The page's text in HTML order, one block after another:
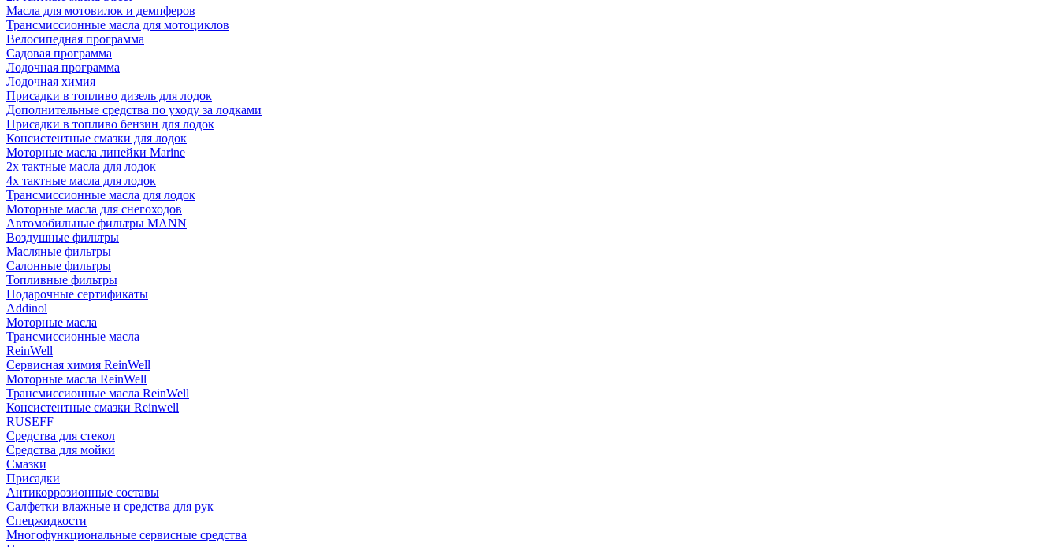
Масла для мотовилок и демпферов
Трансмиссионные масла для мотоциклов
Велосипедная программа
Садовая программа
Лодочная программа
Лодочная химия
Присадки в топливо дизель для лодок
Дополнительные средства по уходу за лодками
Присадки в топливо бензин для лодок
Консистентные смазки для лодок
Моторные масла линейки Marine
2х тактные масла для лодок
4х тактные масла для лодок
Трансмиссионные масла для лодок
Моторные масла для снегоходов
Автомобильные фильтры MANN
Воздушные фильтры
Масляные фильтры
Салонные фильтры
Топливные фильтры
Подарочные сертификаты
Addinol
Моторные масла
Трансмиссионные масла
ReinWell
Сервисная химия ReinWell
Моторные масла ReinWell
Трансмиссионные масла ReinWell
Консистентные смазки Reinwell
RUSEFF
Средства для стекол
Средства для мойки
Смазки
Присадки
Антикоррозионные составы
Салфетки влажные и средства для рук
Спецжидкости
Многофункциональные сервисные средства